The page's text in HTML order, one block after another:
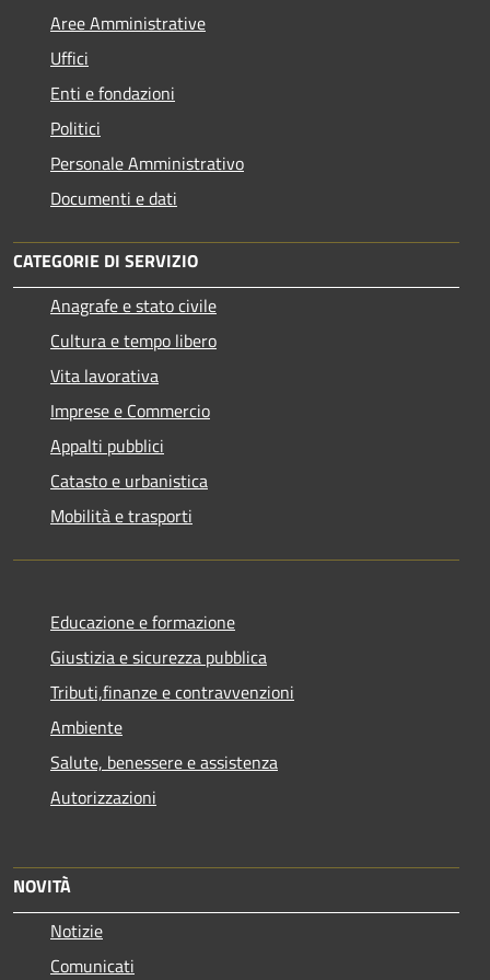
Aree Amministrative
Uffici
Enti e fondazioni
Politici
Personale Amministrativo
Documenti e dati
CATEGORIE DI SERVIZIO
Anagrafe e stato civile
Cultura e tempo libero
Vita lavorativa
Imprese e Commercio
Appalti pubblici
Catasto e urbanistica
Mobilità e trasporti
Educazione e formazione
Giustizia e sicurezza pubblica
Tributi,finanze e contravvenzioni
Ambiente
Salute, benessere e assistenza
Autorizzazioni
NOVITÀ
Notizie
Comunicati